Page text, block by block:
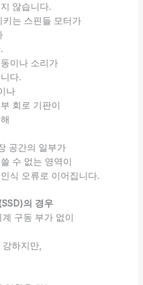
않습니다.
는 스핀들 모터가
이나 소리가
다.
나
회로 기판이
공간의 일부가
수 없는 영역이
식 오류로 이어집니다.
의 경우
구동 부가 없이
하지만,